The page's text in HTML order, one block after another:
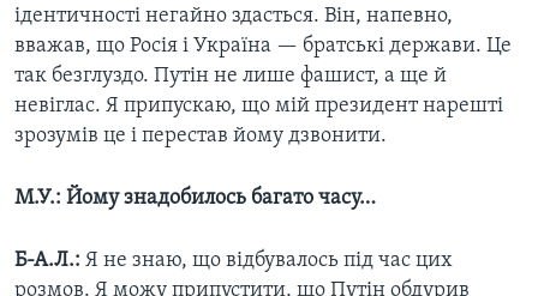
ідентичності негайно здасться. Він, напевно,
вважав, що Росія і Україна — братські держави. Це
так безглуздо. Путін не лише фашист, а ще й
невіглас. Я припускаю, що мій президент нарешті
зрозумів це і перестав йому дзвонити.
М.У.: Йому знадобилось багато часу…
Б-А.Л.: Я не знаю, що відбувалось під час цих
розмов. Я можу припустити, що Путін обдурив